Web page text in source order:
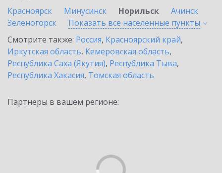
Красноярск
Минусинск Норильск
Ачинск
Зеленогорск
Показать все населенные пункты
Смотрите также: Россия, Красноярский край,
Иркутская область, Кемеровская область,
Республика Саха (Якутия), Республика Тыва,
Республика Хакасия, Томская область
Партнеры в вашем регионе: